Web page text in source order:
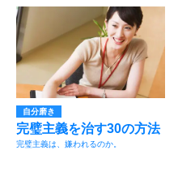
自分磨き
完璧主義を治す30の方法
完璧主義は、嫌われるのか。